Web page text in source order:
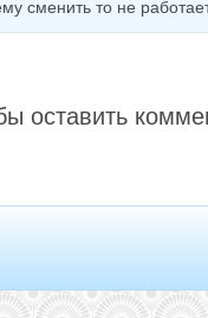
сменить то не
оставить